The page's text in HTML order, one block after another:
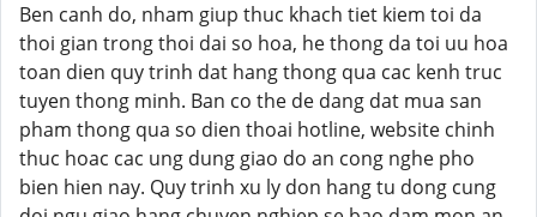
Ben canh do, nham giup thuc khach tiet kiem toi da
thoi gian trong thoi dai so hoa, he thong da toi uu hoa
toan dien quy trinh dat hang thong qua cac kenh truc
tuyen thong minh. Ban co the de dang dat mua san
pham thong qua so dien thoai hotline, website chinh
thuc hoac cac ung dung giao do an cong nghe pho
bien hien nay. Quy trinh xu ly don hang tu dong cung